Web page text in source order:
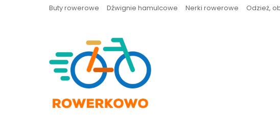
Buty rowerowe Dźwignie hamulcowe Nerki rowerowe Odzież,